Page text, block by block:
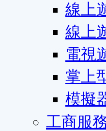
線上
線上
電視
掌上
模擬
工商服